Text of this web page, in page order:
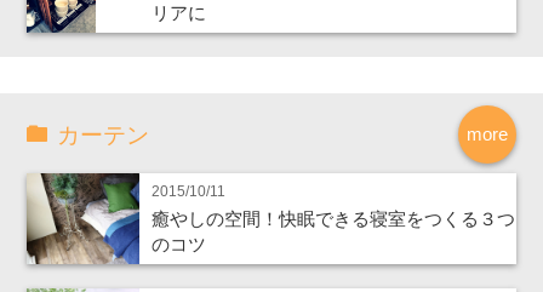
リアに
more
カーテン
2015/10/11
癒やしの空間！快眠できる寝室をつくる３つ
のコツ